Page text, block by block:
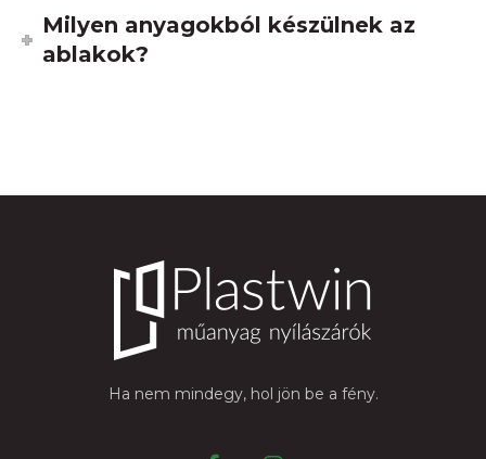
Milyen anyagokból készülnek az
ablakok?
Ha nem mindegy, hol jön be a fény.